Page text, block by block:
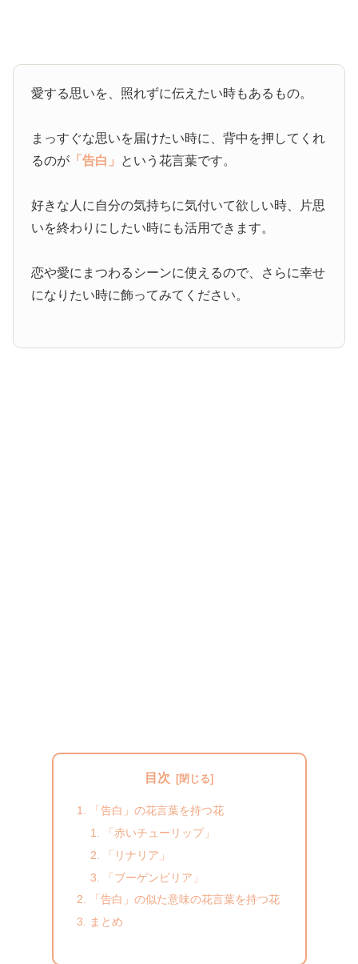
愛する思いを、照れずに伝えたい時もあるもの。
まっすぐな思いを届けたい時に、背中を押してくれ
るのが 「告白」 という花言葉です。
好きな人に自分の気持ちに気付いて欲しい時、片思
いを終わりにしたい時にも活用できます。
恋や愛にまつわるシーンに使えるので、さらに幸せ
になりたい時に飾ってみてください。
目次
「告白」の花言葉を持つ花
「赤いチューリップ」
「リナリア」
「ブーゲンビリア」
「告白」の似た意味の花言葉を持つ花
まとめ